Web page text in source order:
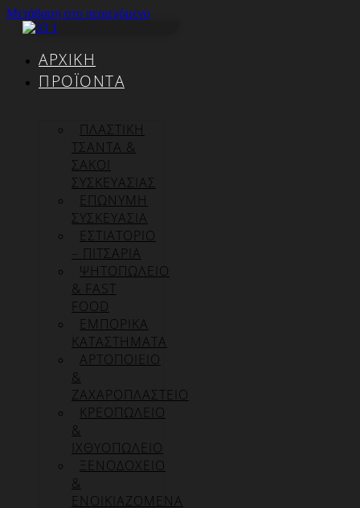
Μετάβαση στο περιεχόμενο
ΑΡΧΙΚΉ
ΠΡΟΪΌΝΤΑ
ΠΛΑΣΤΙΚΗ
ΤΣΑΝΤΑ &
ΣΑΚΟΙ
ΣΥΣΚΕΥΑΣΙΑΣ
ΕΠΏΝΥΜΗ
ΣΥΣΚΕΥΑΣΊΑ
ΕΣΤΙΑΤΟΡΙΟ
– ΠΙΤΣΑΡΙΑ
ΨΗΤΟΠΩΛΕΙΟ
& FAST
FOOD
ΕΜΠΟΡΙΚΑ
ΚΑΤΑΣΤΗΜΑΤΑ
ΑΡΤΟΠΟΙΕΙΟ
&
ΖΑΧΑΡΟΠΛΑΣΤΕΙΟ
ΚΡΕΟΠΩΛΕΙΟ
&
ΙΧΘΥΟΠΩΛΕΙΟ
ΞΕΝΟΔΟΧΕΙΟ
&
ΕΝΟΙΚΙΑΖΟΜΕΝΑ